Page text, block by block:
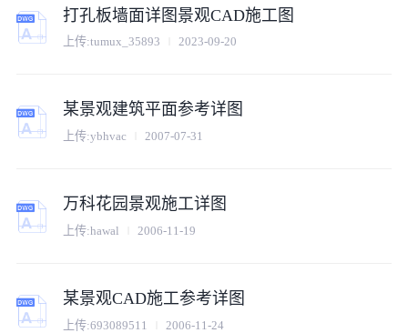
打孔板墙面详图景观CAD施工图
上传:tumux_35893 2023-09-20
某景观建筑平面参考详图
上传:ybhvac 2007-07-31
万科花园景观施工详图
上传:hawal 2006-11-19
某景观CAD施工参考详图
上传:693089511 2006-11-24